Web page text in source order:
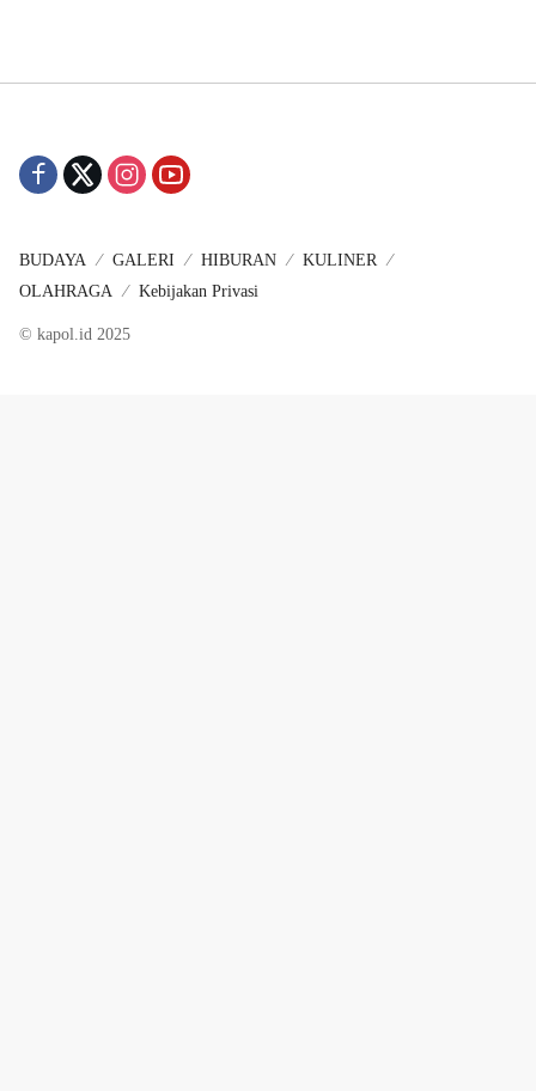
BUDAYA GALERI HIBURAN
KULINER
OLAHRAGA
Kebijakan Privasi
© kapol.id 2025